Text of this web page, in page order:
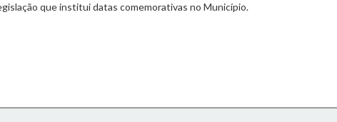
que institui datas comemorativas no Município.